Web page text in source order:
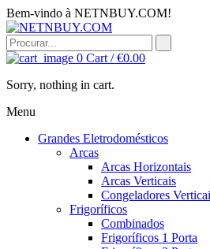
Bem-vindo à NETNBUY.COM!
0 Cart /€0.00
Sorry, nothing in cart.
Menu
Grandes Eletrodomésticos
Arcas
Arcas Horizontais
Arcas Verticais
Congeladores
Frigoríficos
Combinados
Frigoríficos 1 Porta